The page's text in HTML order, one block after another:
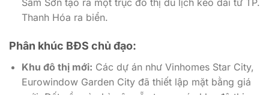
Sầm Sơn tạo ra một trục đô thị du lịch kéo dài từ TP.
Thanh Hóa ra biển.
Phân khúc BĐS chủ đạo:
Khu đô thị mới: Các dự án như Vinhomes Star City,
Eurowindow Garden City đã thiết lập mặt bằng giá